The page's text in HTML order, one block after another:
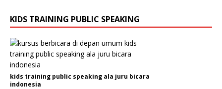
KIDS TRAINING PUBLIC SPEAKING
kids training public speaking ala juru bicara
indonesia